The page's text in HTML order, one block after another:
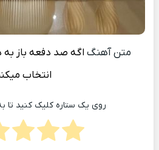
متن آهنگ اگه صد دفعه باز به
انتخاب
روی یک ستاره کلیک کنید تا